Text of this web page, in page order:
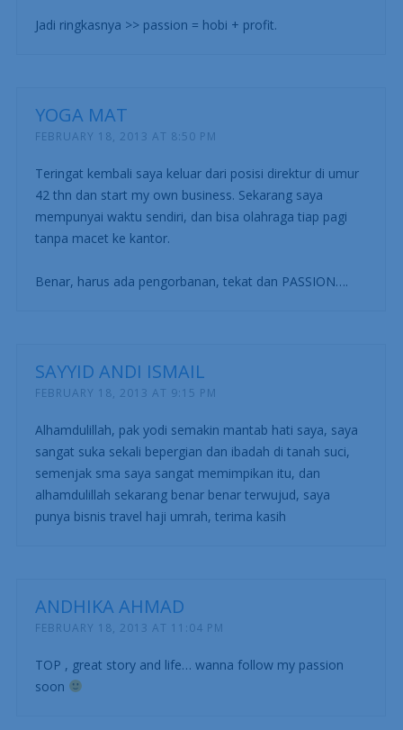
Jadi ringkasnya >> passion = hobi + profit.
YOGA MAT
FEBRUARY 18, 2013 AT 8:50 PM
Teringat kembali saya keluar dari posisi direktur di umur
42 thn dan start my own business. Sekarang saya
mempunyai waktu sendiri, dan bisa olahraga tiap pagi
tanpa macet ke kantor.
Benar, harus ada pengorbanan, tekat dan PASSION….
SAYYID ANDI ISMAIL
FEBRUARY 18, 2013 AT 9:15 PM
Alhamdulillah, pak yodi semakin mantab hati saya, saya
sangat suka sekali bepergian dan ibadah di tanah suci,
semenjak sma saya sangat memimpikan itu, dan
alhamdulillah sekarang benar benar terwujud, saya
punya bisnis travel haji umrah, terima kasih
ANDHIKA AHMAD
FEBRUARY 18, 2013 AT 11:04 PM
TOP , great story and life… wanna follow my passion
soon